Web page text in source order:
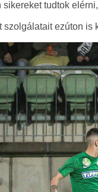
sikereket tudtok
szolgálatait ezúton